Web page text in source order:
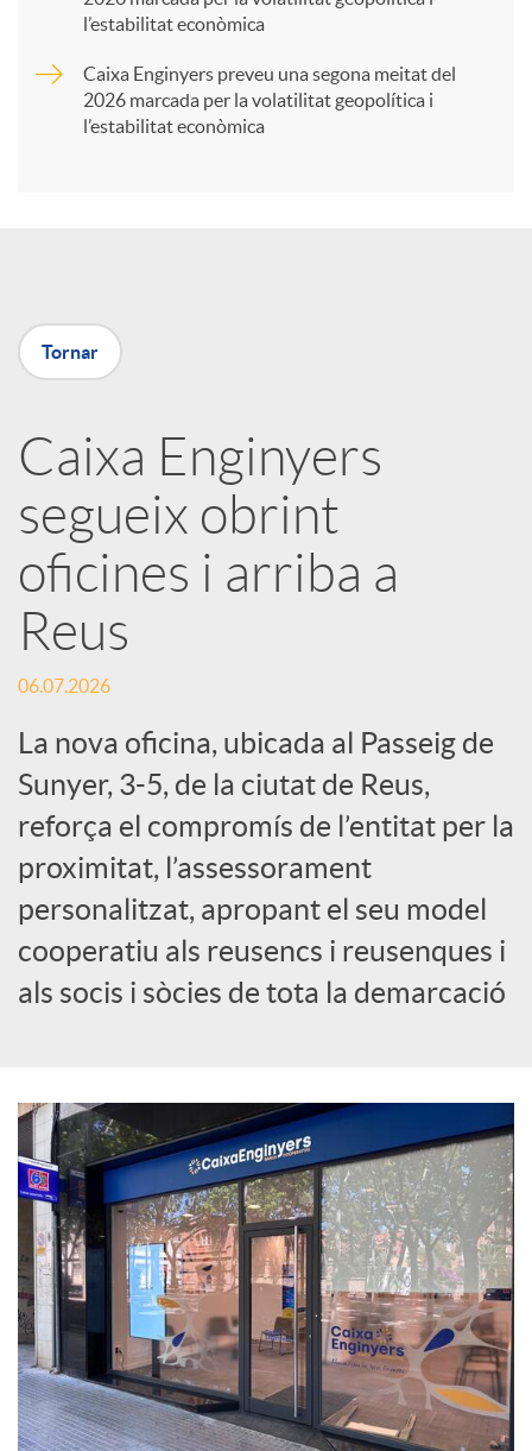
t
X
a
r
x
e
s
S
o
c
a
l
s
l’estabilitat econòmica
Caixa Enginyers preveu una segona meitat del
2026 marcada per la volatilitat geopolítica i
l’estabilitat econòmica
Tornar
Caixa Enginyers
segueix obrint
oficines i arriba a
Reus
06.07.2026
La nova oficina, ubicada al Passeig de
Sunyer, 3-5, de la ciutat de Reus,
reforça el compromís de l’entitat per la
proximitat, l’assessorament
personalitzat, apropant el seu model
cooperatiu als reusencs i reusenques i
als socis i sòcies de tota la demarcació